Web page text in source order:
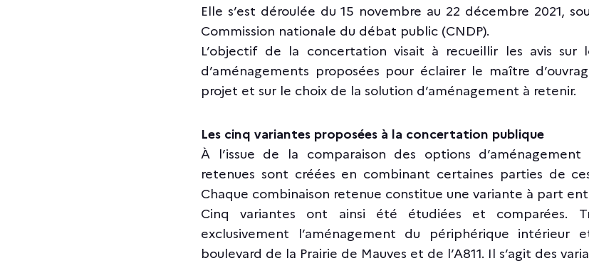
Elle s’est déroulée du 15 novembre au 22 décembre 2021,
Commission nationale du débat public (CNDP).
L’objectif de la concertation visait à recueillir les avis sur
d’aménagements proposées pour éclairer le maître
projet et sur le choix de la solution d’aménagement à retenir.
Les cinq variantes proposées à la concertation publique
À l’issue de la comparaison des options
retenues sont créées en combinant certaines parties de
Chaque combinaison retenue constitue une variante à part
Cinq variantes ont ainsi été étudiées et comparées.
exclusivement l’aménagement du périphérique intérieur
boulevard de la Prairie de Mauves et de l’A811. Il s’agit des